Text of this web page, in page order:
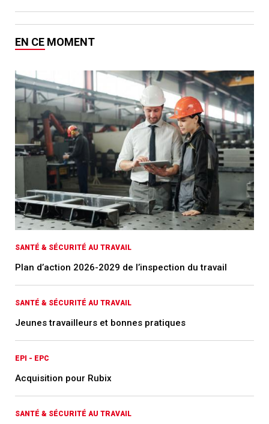
EN CE MOMENT
SANTÉ & SÉCURITÉ AU TRAVAIL
Plan d’action 2026-2029 de l’inspection du travail
SANTÉ & SÉCURITÉ AU TRAVAIL
Jeunes travailleurs et bonnes pratiques
EPI - EPC
Acquisition pour Rubix
SANTÉ & SÉCURITÉ AU TRAVAIL